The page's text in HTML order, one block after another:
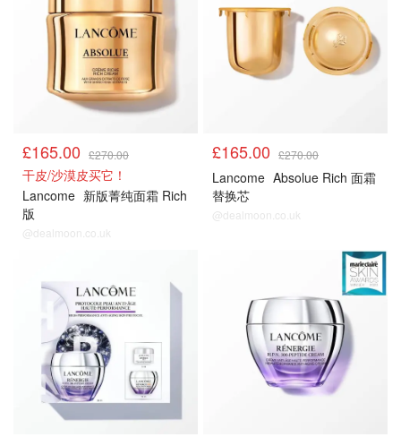
£165.00 £270.00
干皮/沙漠皮买它！
Lancome 新版菁纯面霜 Rich
版
@dealmoon.co.uk
£165.00 £270.00
Lancome Absolue Rich 面霜
替换芯
@dealmoon.co.uk